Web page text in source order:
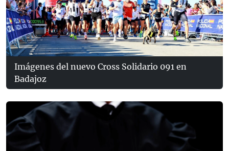
Imágenes del nuevo Cross Solidario 091 en
Badajoz